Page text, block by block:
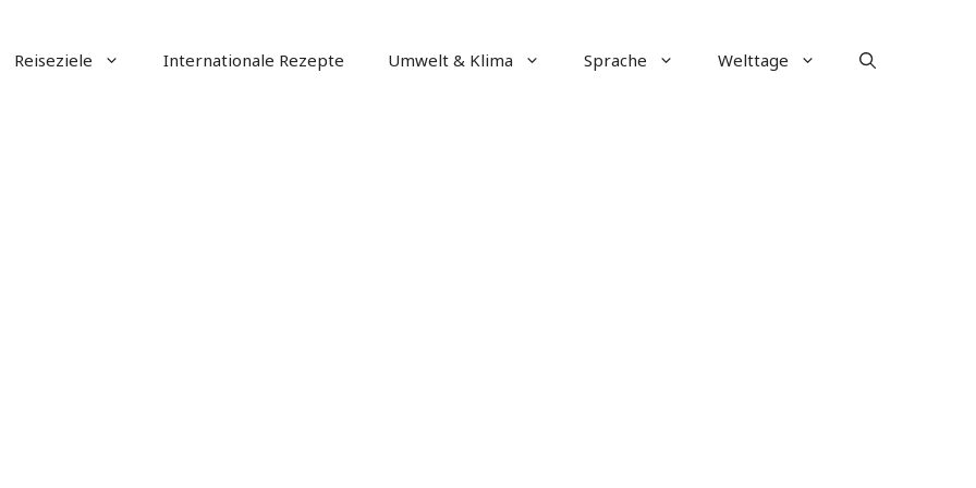
Reiseziele Internationale Rezepte Umwelt & Klima Sprache Welttage